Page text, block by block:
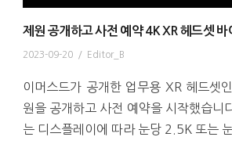
제원 공개하고 사전 예약 4K XR 헤드셋 바
2023-09-20 / Editor_B
이머스드가 공개한 업무용 XR 헤드셋
원을 공개하고 사전 예약을 시작했습니
는 디스플레이에 따라 눈당 2.5K 또는